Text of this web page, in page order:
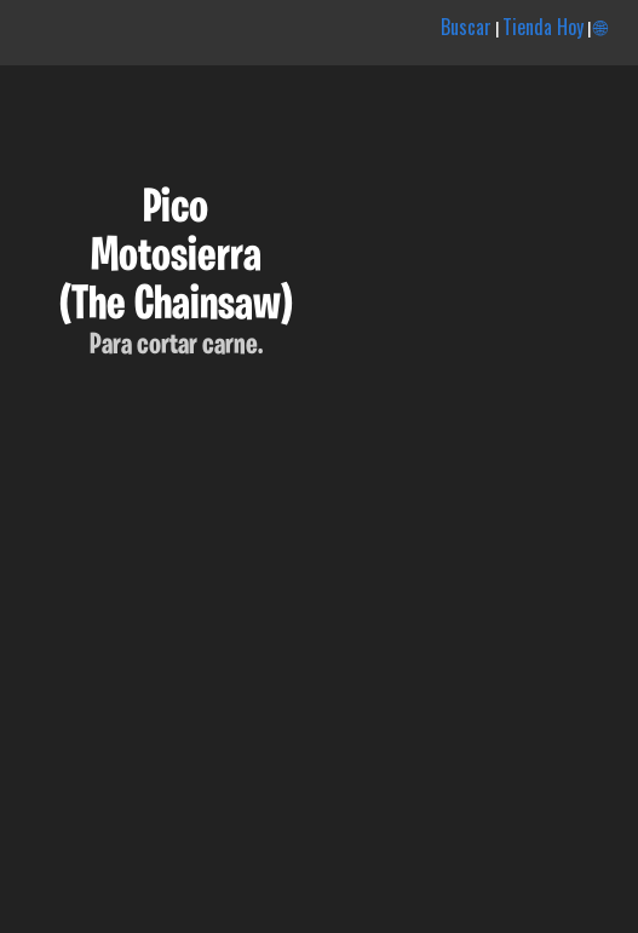
Buscar |Tienda Hoy|🌐
Pico
Motosierra
(The Chainsaw)
Para cortar carne.